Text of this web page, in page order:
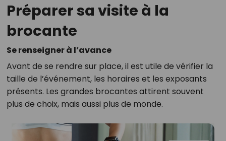
Préparer sa visite à la
brocante
Se renseigner à l’avance
Avant de se rendre sur place, il est utile de vérifier la
taille de l’événement, les horaires et les exposants
présents. Les grandes brocantes attirent souvent
plus de choix, mais aussi plus de monde.